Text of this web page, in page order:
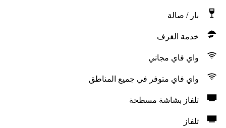
بار / صالة
خدمة الغرف
واي فاي مجاني
واي فاي متوفر في جميع المناطق
تلفاز بشاشة مسطحة
تلفاز